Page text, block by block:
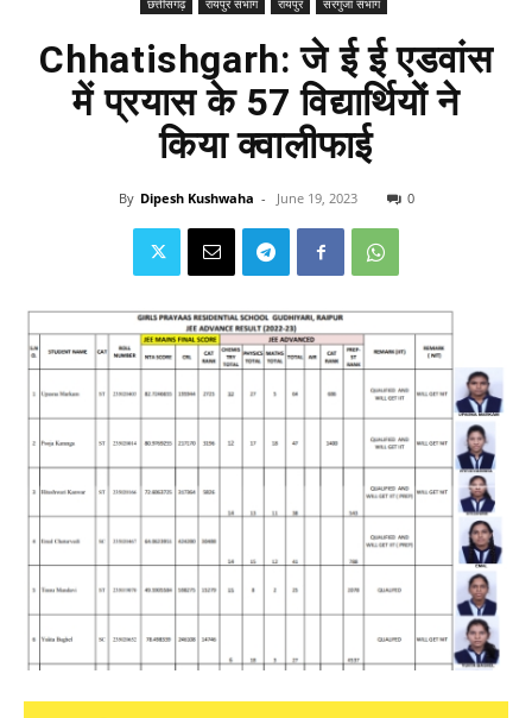
छत्तीसगढ़ रायपुर संभाग रायपुर सरगुजा संभाग
Chhatishgarh: जे ई ई एडवांस
में प्रयास के 57 विद्यार्थियों ने
किया क्वालीफाई
By Dipesh Kushwaha - June 19, 2023 0